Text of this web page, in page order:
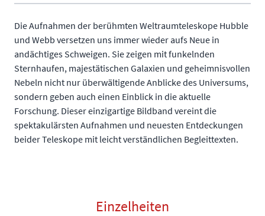
Die Aufnahmen der berühmten Weltraumteleskope Hubble
und Webb versetzen uns immer wieder aufs Neue in
andächtiges Schweigen. Sie zeigen mit funkelnden
Sternhaufen, majestätischen Galaxien und geheimnisvollen
Nebeln nicht nur überwältigende Anblicke des Universums,
sondern geben auch einen Einblick in die aktuelle
Forschung. Dieser einzigartige Bildband vereint die
spektakulärsten Aufnahmen und neuesten Entdeckungen
beider Teleskope mit leicht verständlichen Begleittexten.
Einzelheiten